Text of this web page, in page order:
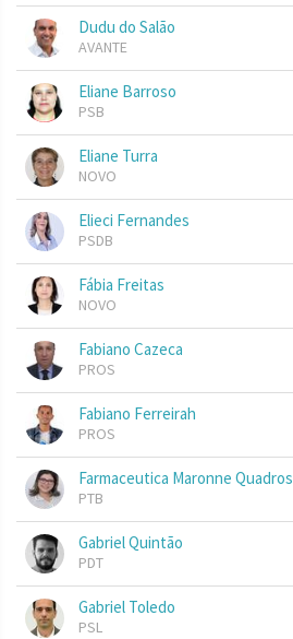
Dudu do Salão
AVANTE
Eliane Barroso
PSB
Eliane Turra
NOVO
Elieci Fernandes
PSDB
Fábia Freitas
NOVO
Fabiano Cazeca
PROS
Fabiano Ferreirah
PROS
Farmaceutica Maronne Quadros
PTB
Gabriel Quintão
PDT
Gabriel Toledo
PSL